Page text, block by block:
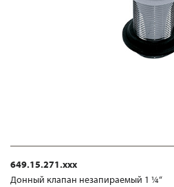
649.15.271.xxx
Донный клапан незапираемый 1 ¼“